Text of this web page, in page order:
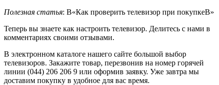
Полезная статья: В«Как проверить телевизор при покупкеВ»
Теперь вы знаете как настроить телевизор. Делитесь с нами в
комментариях своими отзывами.
В электронном каталоге нашего сайте большой выбор
телевизоров. Закажите товар, перезвонив на номер горячей
линии (044) 206 206 9 или оформив заявку. Уже завтра мы
доставим покупку в удобное для вас время.